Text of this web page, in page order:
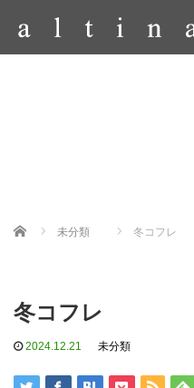
Home 未分類 冬コフレ
冬コフレ
2024.12.21 未分類